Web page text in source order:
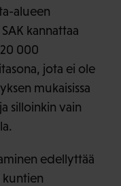
alueen
kannattaa
000
jota ei ole
mukaisissa
silloinkin vain
edellyttää
kuntien